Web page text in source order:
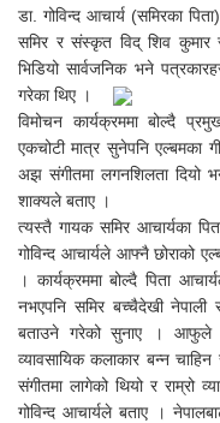
डा. गोविन्द आचार्य (समिरका
समिर र संस्कृत विद् शिव कुमार
भिडियो सार्वजनिक भने
गरेका थिए ।
विमोचन कार्यक्रममा बोल्दै
एकचोटी मात्र सुनेपनि एल्बमका
अझ संगीतमा लगनशिलता दियो
शाक्यले बताए ।
त्यस्तै गायक समिर आचार्यका
गोविन्द आचार्यले आफ्नै छोराको
। कार्यक्रममा बोल्दै पिता
नभएपनि समिर बच्चैदेखी नेपाली
बताउने गरेको सुनाए । आफुले
व्यावसायिक कलाकार बन्न
संगीतमा लागेको थियो र राम्रो
गोविन्द आचार्यले बताए ।